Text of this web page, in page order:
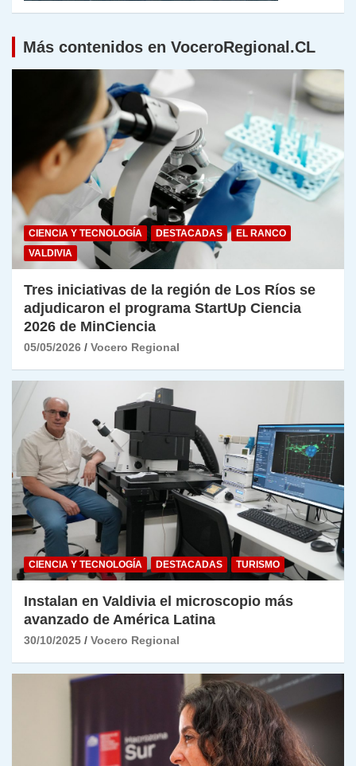
Más contenidos en VoceroRegional.CL
CIENCIA Y TECNOLOGÍA DESTACADAS
EL RANCO
VALDIVIA
Tres iniciativas de la región de Los Ríos se
adjudicaron el programa StartUp Ciencia
2026 de MinCiencia
05/05/2026 Vocero Regional
CIENCIA Y TECNOLOGÍA DESTACADAS TURISMO
Instalan en Valdivia el microscopio más
avanzado de América Latina
30/10/2025 Vocero Regional